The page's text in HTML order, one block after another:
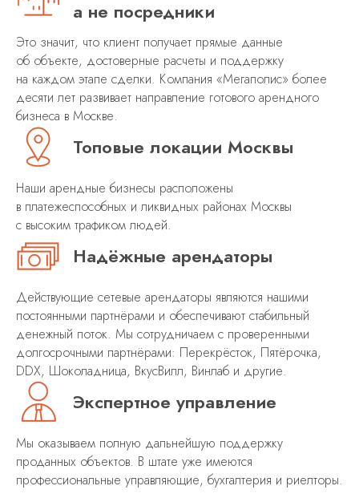
а не посредники
Это значит, что клиент получает прямые данные
об объекте, достоверные расчеты и поддержку
на каждом этапе сделки. Компания «Мегаполис» более
десяти лет развивает направление готового арендного
бизнеса в Москве .
Топовые локации Москвы
Наши арендные бизнесы расположены
в платежеспособных и ликвидных районах Москвы
с высоким трафиком людей.
Надёжные арендаторы
Действующие сетевые арендаторы являются нашими
постоянными партнёрами и обеспечивают стабильный
денежный поток. Мы сотрудничаем с проверенными
долгосрочными партнёрами: Перекрёсток, Пятёрочка,
DDX, Шоколадница, ВкусВилл, Винлаб и другие.
Экспертное управление
Мы оказываем полную дальнейшую поддержку
проданных объектов. В штате уже имеются
профессиональные управляющие, бухгалтерия и риелторы.